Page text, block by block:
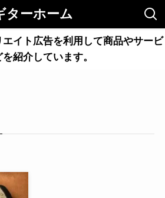
ターホーム
イト広告を利用して商品やサービ
紹介しています。